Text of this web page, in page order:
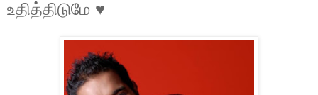
உதித்திடுமே ♥️